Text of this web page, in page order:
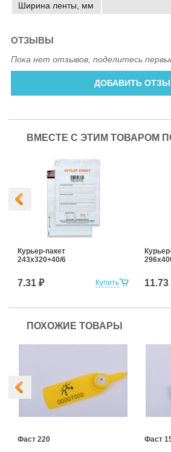
Ширина ленты, мм
ОТЗЫВЫ
Пока нет отзывов, поделитесь
ДОБАВИТЬ
ВМЕСТЕ С ЭТИМ ТОВАРОМ
Купить
Курьер-пакет
243х320+40/6
7.31 ₽ 11.73
ПОХОЖИЕ ТОВАРЫ
Фаст 220 Фаст